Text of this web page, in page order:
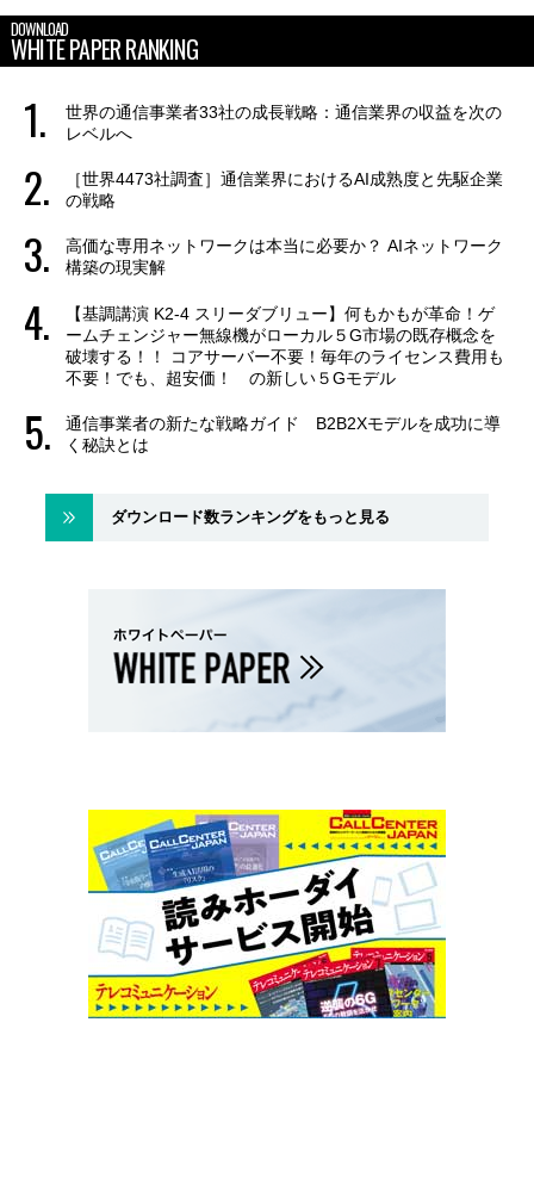
DOWNLOAD
WHITE PAPER RANKING
世界の通信事業者33社の成長戦略：通信業界の収益を次の
レベルへ
［世界4473社調査］通信業界におけるAI成熟度と先駆企業
の戦略
高価な専用ネットワークは本当に必要か？ AIネットワーク
構築の現実解
【基調講演 K2-4 スリーダブリュー】何もかもが革命！ゲ
ームチェンジャー無線機がローカル５G市場の既存概念を
破壊する！！ コアサーバー不要！毎年のライセンス費用も
不要！でも、超安価！ の新しい５Gモデル
通信事業者の新たな戦略ガイド B2B2Xモデルを成功に導
く秘訣とは
ダウンロード数ランキングをもっと見る